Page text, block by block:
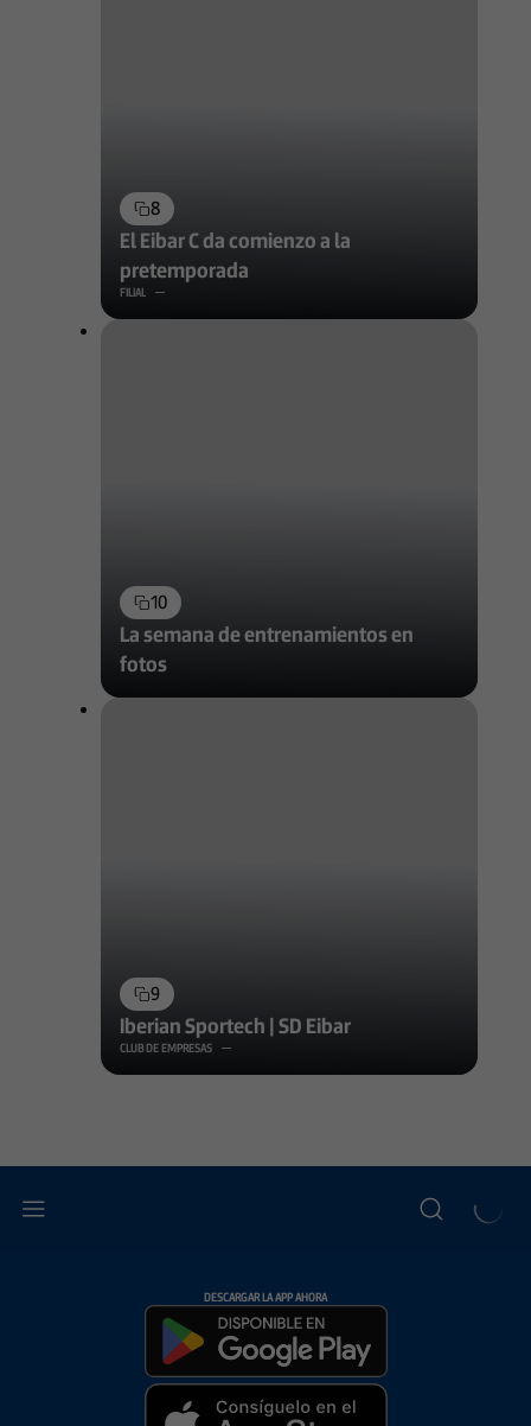
8
El Eibar C da comienzo a la
pretemporada
FILIAL
10
La semana de entrenamientos en
fotos
9
Iberian Sportech | SD Eibar
CLUB DE EMPRESAS
DESCARGAR LA APP AHORA